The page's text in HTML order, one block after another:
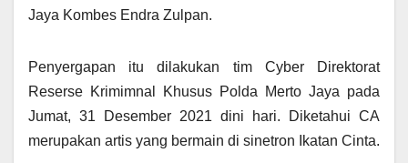
Jaya Kombes Endra Zulpan.
Penyergapan itu dilakukan tim Cyber Direktorat
Reserse Krimimnal Khusus Polda Merto Jaya pada
Jumat, 31 Desember 2021 dini hari. Diketahui CA
merupakan artis yang bermain di sinetron Ikatan Cinta.